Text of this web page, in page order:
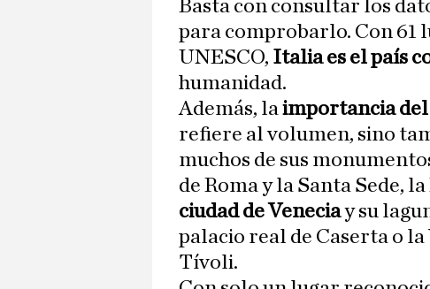
Basta con consultar los
para comprobarlo. Con 61
UNESCO, Italia es el país
humanidad.
Además, laimportancia
refiere al volumen, sino
muchos de sus
de Roma y la Santa Sede,
ciudad de Veneciay su
palacio real de Caserta o
Tívoli.